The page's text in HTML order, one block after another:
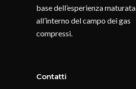
base dell’esperienza maturata
all’interno del campo dei gas
compressi.
Contatti